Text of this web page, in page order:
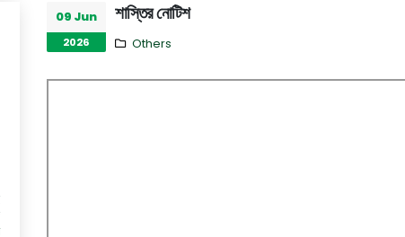
09 Jun
2026
শাস্তির নোটিশ
Others